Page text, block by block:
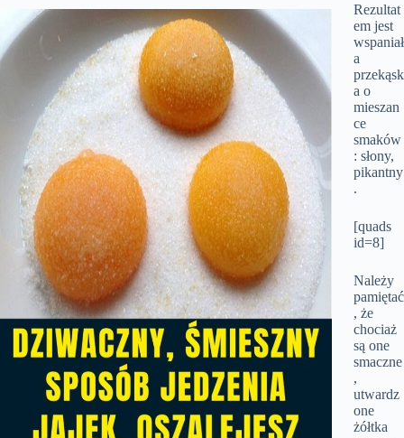
Rezultat
em jest
wspaniał
a
przekąsk
a o
mieszan
ce
smaków
: słony,
pikantny
.
[quads
id=8]
Należy
pamiętać
, że
chociaż
są one
smaczne
,
utwardz
one
żółtka